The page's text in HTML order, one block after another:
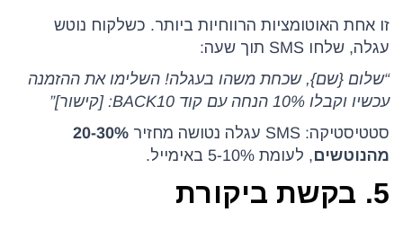
זו אחת האוטומציות הרווחיות ביותר. כשלקוח נוטש
עגלה, שלחו SMS תוך שעה:
“שלום {שם}, שכחת משהו בעגלה! השלימו את ההזמנה
עכשיו וקבלו 10% הנחה עם קוד BACK10: [קישור]”
סטטיסטיקה: SMS עגלה נטושה מחזיר
20-30%
מהנוטשים, לעומת 5-10% באימייל.
5. בקשת ביקורת